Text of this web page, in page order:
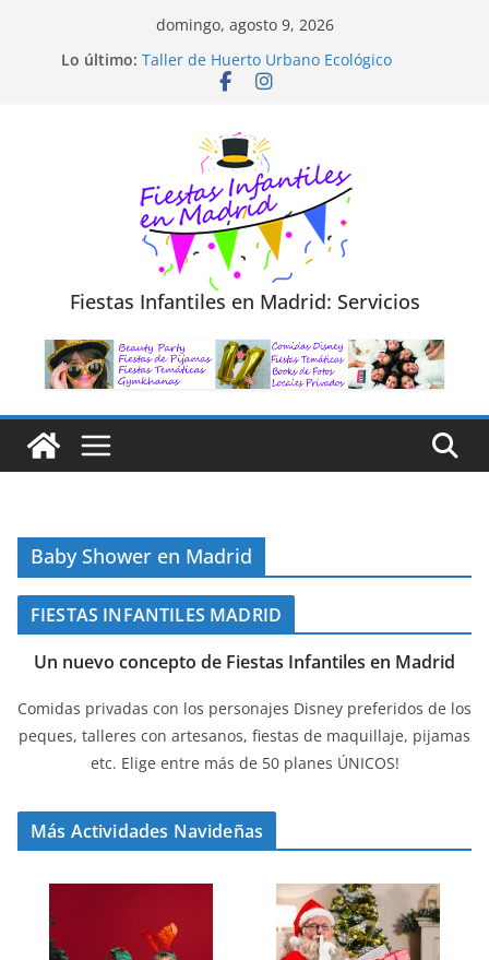
domingo, agosto 9, 2026
Lo último: Taller de Huerto Urbano Ecológico
TALLER FOTOGRAFÍA LA NATURALEZA
Trivial Virtual para niños
Fiestas Infantiles en Madrid: Servicios
Baby Shower en Madrid
FIESTAS INFANTILES MADRID
Un nuevo concepto de Fiestas Infantiles en Madrid
Comidas privadas con los personajes Disney preferidos de los
peques, talleres con artesanos, fiestas de maquillaje, pijamas
etc. Elige entre más de 50 planes ÚNICOS!
Más Actividades Navideñas